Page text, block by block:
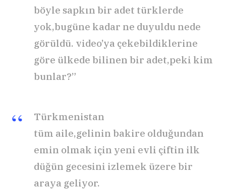
böyle sapkın bir adet türklerde
yok,bugüne kadar ne duyuldu nede
görüldü. video’ya çekebildiklerine
göre ülkede bilinen bir adet,peki kim
bunlar?”
Türkmenistan
tüm aile,gelinin bakire olduğundan
emin olmak için yeni evli çiftin ilk
düğün gecesini izlemek üzere bir
araya geliyor.